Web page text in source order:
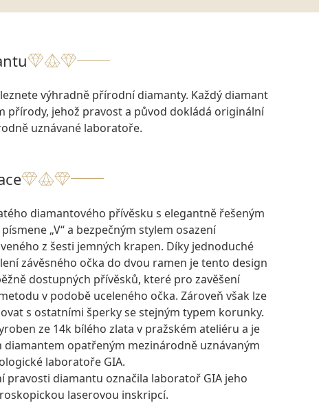
výhradně přírodní diamanty. Každý diamant
přírody, jehož pravost a původ dokládá originální
uznávané laboratoře.
diamantového přívěsku s elegantně řešeným
„V“ a bezpečným stylem osazení
z šesti jemných krapen. Díky jednoduché
závěsného očka do dvou ramen je tento design
dostupných přívěsků, které pro zavěšení
v podobě uceleného očka. Zároveň však lze
s ostatními šperky se stejným typem korunky.
ze 14k bílého zlata v pražském ateliéru a je
opatřeným mezinárodně uznávaným
laboratoře GIA.
pravosti diamantu označila laboratoř GIA jeho
laserovou inskripcí.